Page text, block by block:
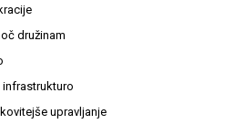
družinam
infrastrukturo
upravljanje